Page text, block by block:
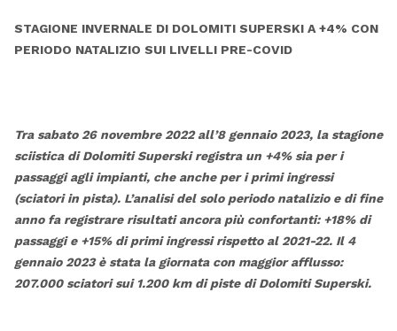
STAGIONE INVERNALE DI DOLOMITI SUPERSKI A +4% CON
PERIODO NATALIZIO SUI LIVELLI PRE-COVID
Tra sabato 26 novembre 2022 all’8 gennaio 2023, la stagione
sciistica di Dolomiti Superski registra un +4% sia per i
passaggi agli impianti, che anche per i primi ingressi
(sciatori in pista). L’analisi del solo periodo natalizio e di fine
anno fa registrare risultati ancora più confortanti: +18% di
passaggi e +15% di primi ingressi rispetto al 2021-22. Il 4
gennaio 2023 è stata la giornata con maggior afflusso:
207.000 sciatori sui 1.200 km di piste di Dolomiti Superski.